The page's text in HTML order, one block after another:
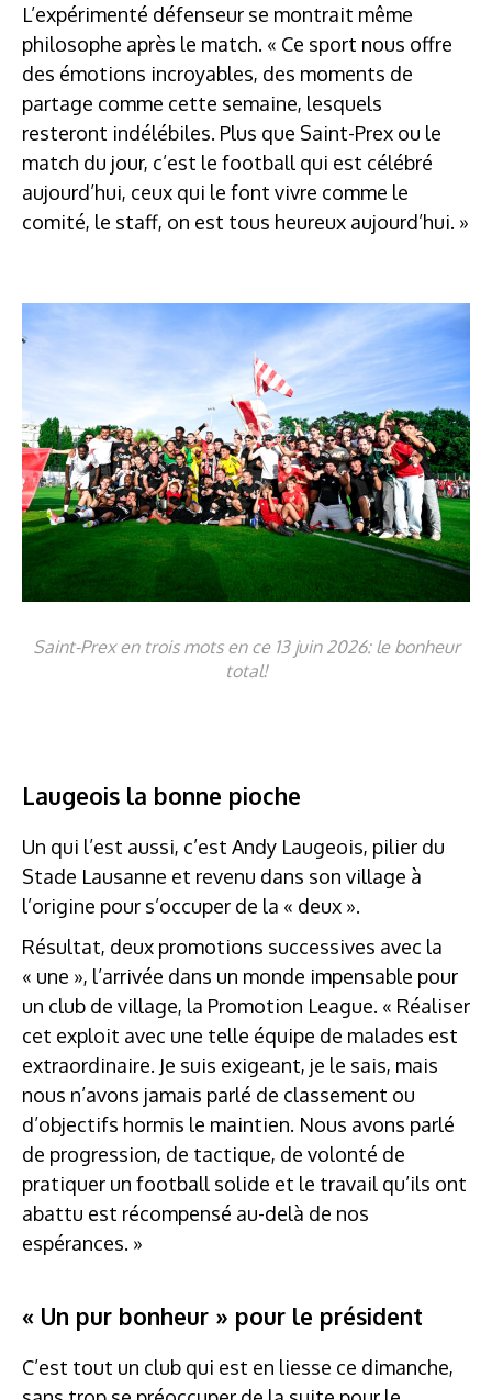
L’expérimenté défenseur se montrait même
philosophe après le match. « Ce sport nous offre
des émotions incroyables, des moments de
partage comme cette semaine, lesquels
resteront indélébiles. Plus que Saint-Prex ou le
match du jour, c’est le football qui est célébré
aujourd’hui, ceux qui le font vivre comme le
comité, le staff, on est tous heureux aujourd’hui. »
Saint-Prex en trois mots en ce 13 juin 2026: le bonheur
total!
Laugeois la bonne pioche
Un qui l’est aussi, c’est Andy Laugeois, pilier du
Stade Lausanne et revenu dans son village à
l’origine pour s’occuper de la « deux ».
Résultat, deux promotions successives avec la
« une », l’arrivée dans un monde impensable pour
un club de village, la Promotion League. « Réaliser
cet exploit avec une telle équipe de malades est
extraordinaire. Je suis exigeant, je le sais, mais
nous n’avons jamais parlé de classement ou
d’objectifs hormis le maintien. Nous avons parlé
de progression, de tactique, de volonté de
pratiquer un football solide et le travail qu’ils ont
abattu est récompensé au-delà de nos
espérances. »
« Un pur bonheur » pour le président
C’est tout un club qui est en liesse ce dimanche,